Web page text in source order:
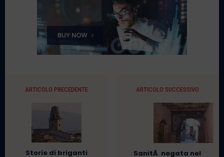
ARTICOLO PRECEDENTE
Storie di briganti
ARTICOLO SUCCESSIVO
SanitÃ negata nel